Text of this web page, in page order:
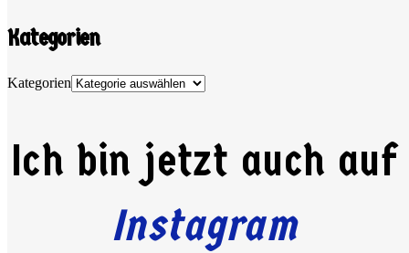
Kategorien
Kategorien
Ich bin jetzt auch auf
Instagram